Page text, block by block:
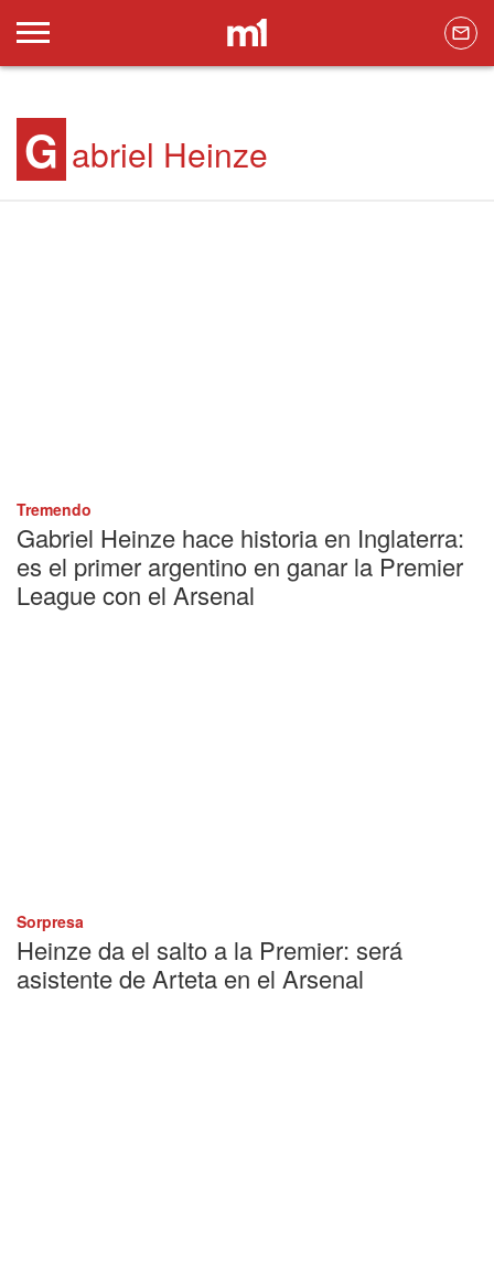
G abriel Heinze
Tremendo
Gabriel Heinze hace historia en Inglaterra:
es el primer argentino en ganar la Premier
League con el Arsenal
Sorpresa
Heinze da el salto a la Premier: será
asistente de Arteta en el Arsenal